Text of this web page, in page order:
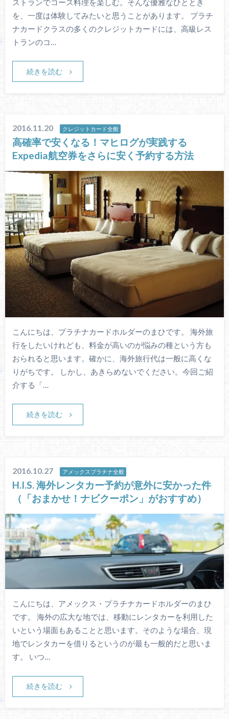
を、一度は体験してみたいと思うことがあります。 プラチ
ナカードクラスの多くのクレジットカードには、高級レス
トランのコ…
続きを読む
2016.11.20 クレジットカード全般
高確率で安くなる！マヒログが実践する
Expedia航空券をさらに安く予約する方法
こんにちは、プラチナカードホルダーのまひです。 海外旅
行をしたいけれども、料金が高いのが悩みの種という方も
おられると思います。確かに、海外旅行代は一般に高くな
りがちです。 しかし、あきらめないでください。今回ご紹
介する「…
続きを読む
2016.10.27 アメックスプラチナ全般
H.I.S. 海外レンタカー予約が意外に安かった件
（「おまかせ！ナビクーポン」がおすすめ）
こんにちは、アメックス・プラチナカードホルダーのまひ
です。 海外の広大な地では、移動にレンタカーを利用した
いという場面もあることと思います。そのような場合、現
地でレンタカーを借りるというのが最も一般的だと思いま
す。 いつ…
続きを読む